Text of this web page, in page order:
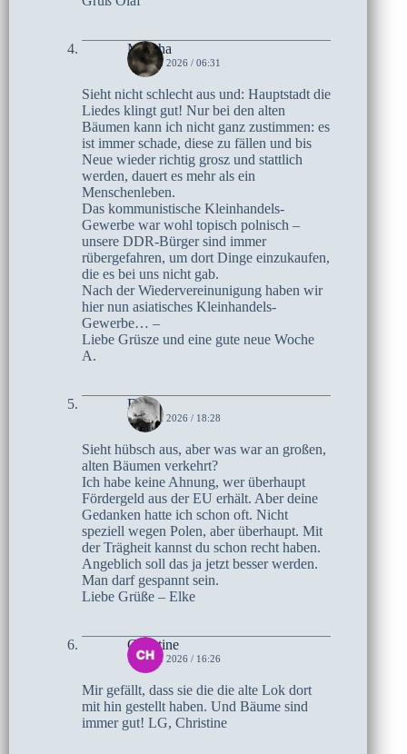
Mascha
18. MAI 2026 / 06:31
Sieht nicht schlecht aus und: Hauptstadt die
Liedes klingt gut! Nur bei den alten
Bäumen kann ich nicht ganz zustimmen: es
ist immer schade, diese zu fällen und bis
Neue wieder richtig grosz und stattlich
werden, dauert es mehr als ein
Menschenleben.
Das kommunistische Kleinhandels-
Gewerbe war wohl topisch polnisch –
unsere DDR-Bürger sind immer
rübergefahren, um dort Dinge einzukaufen,
die es bei uns nicht gab.
Nach der Wiedervereinunigung haben wir
hier nun asiatisches Kleinhandels-
Gewerbe… –
Liebe Grüsze und eine gute neue Woche
A.
Elke
16. MAI 2026 / 18:28
Sieht hübsch aus, aber was war an großen,
alten Bäumen verkehrt?
Ich habe keine Ahnung, wer überhaupt
Fördergeld aus der EU erhält. Aber deine
Gedanken hatte ich schon oft. Nicht
speziell wegen Polen, aber überhaupt. Mit
der Trägheit kannst du schon recht haben.
Angeblich soll das ja jetzt besser werden.
Man darf gespannt sein.
Liebe Grüße – Elke
Christine
16. MAI 2026 / 16:26
Mir gefällt, dass sie die die alte Lok dort
mit hin gestellt haben. Und Bäume sind
immer gut! LG, Christine